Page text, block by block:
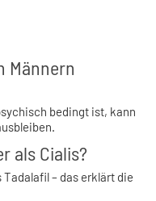
Männern
bedingt ist, kann
als Cialis?
– das erklärt die